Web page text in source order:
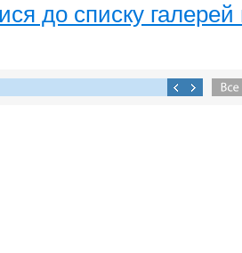
до списку галерей